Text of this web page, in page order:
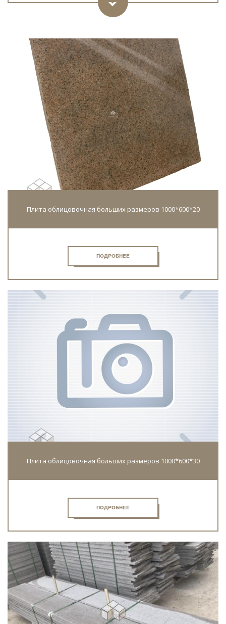
Плита облицовочная больших размеров 1000*600*20
ПОДРОБНЕЕ
Плита облицовочная больших размеров 1000*600*30
ПОДРОБНЕЕ